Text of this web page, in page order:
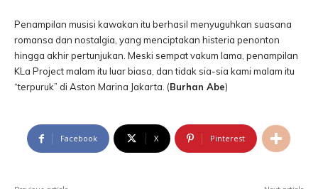
Penampilan musisi kawakan itu berhasil menyuguhkan suasana
romansa dan nostalgia, yang menciptakan histeria penonton
hingga akhir pertunjukan. Meski sempat vakum lama, penampilan
KLa Project malam itu luar biasa, dan tidak sia-sia kami malam itu
“terpuruk” di Aston Marina Jakarta. (Burhan Abe)
Facebook X Pinterest